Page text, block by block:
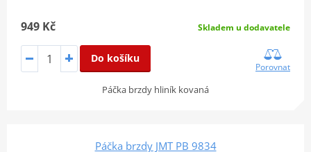
949 Kč Skladem u dodavatele
Do košíku
Porovnat
Páčka brzdy hliník kovaná
Páčka brzdy JMT PB 9834